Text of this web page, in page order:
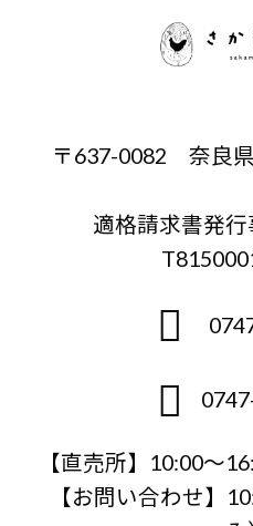
〒637-0082 奈良
適格請求書発
【直売所】10:00〜
【お問い合わせ】